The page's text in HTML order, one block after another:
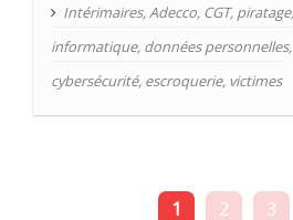
Intérimaires,Adecco, CGT, piratage,
informatique, données personnelles,
cybersécurité, escroquerie, victimes
1 2 3